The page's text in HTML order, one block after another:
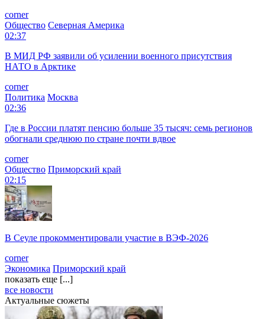
corner
Общество Северная Америка
02:37
В МИД РФ заявили об усилении военного присутствия
НАТО в Арктике
corner
Политика Москва
02:36
Где в России платят пенсию больше 35 тысяч: семь регионов
обогнали среднюю по стране почти вдвое
corner
Общество Приморский край
02:15
В Сеуле прокомментировали участие в ВЭФ-2026
corner
Экономика Приморский край
показать еще [...]
все новости
Актуальные сюжеты